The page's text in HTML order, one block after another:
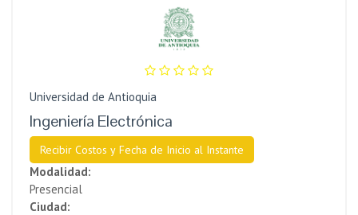
Universidad de Antioquia
Ingeniería Electrónica
Recibir Costos y Fecha de Inicio al Instante
Modalidad:
Presencial
Ciudad: